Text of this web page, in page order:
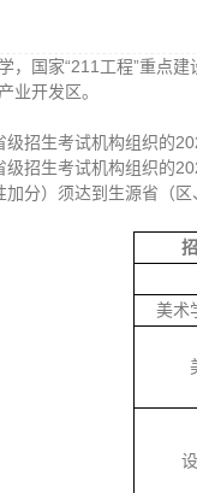
，国家“211工程”重点
业开发区。
招生考试机构组织的
招生考试机构组织的
分）须达到生源省（
美术